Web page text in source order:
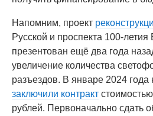
Напомним, проект
Русской и проспекта 100-
презентован ещё два года
увеличение количества
разъездов. В январе 2024 года
заключили контракт
рублей. Первоначально сдать